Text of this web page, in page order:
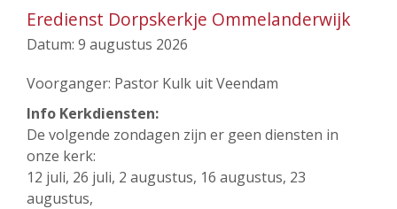
Eredienst Dorpskerkje Ommelanderwijk
Datum: 9 augustus 2026
Voorganger: Pastor Kulk uit Veendam
Info Kerkdiensten:
De volgende zondagen zijn er geen diensten in
onze kerk:
12 juli, 26 juli, 2 augustus, 16 augustus, 23
augustus,